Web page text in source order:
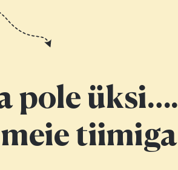
pole üksi….
tiimiga